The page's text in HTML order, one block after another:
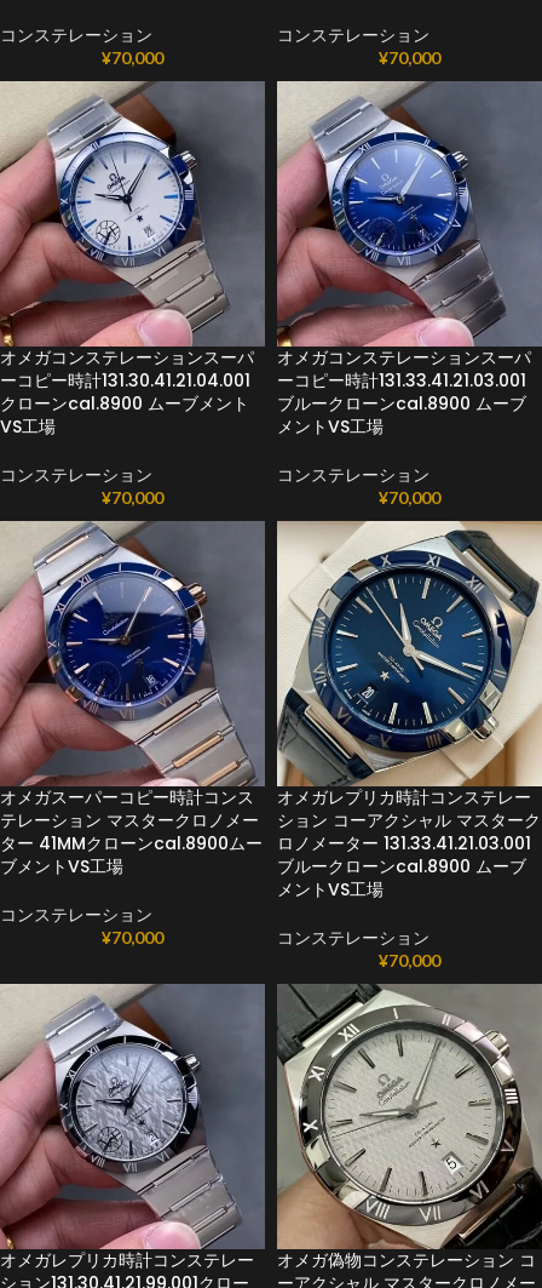
コンステレーション
¥70,000
コンステレーション
¥70,000
オメガコンステレーションスーパ
ーコピー時計131.30.41.21.04.001
クローンcal.8900 ムーブメント
VS工場
コンステレーション
¥70,000
オメガコンステレーションスーパ
ーコピー時計131.33.41.21.03.001
ブルークローンcal.8900 ムーブ
メントVS工場
コンステレーション
¥70,000
オメガスーパーコピー時計コンス
テレーション マスタークロノメー
ター 41MMクローンcal.8900ムー
ブメントVS工場
コンステレーション
¥70,000
オメガレプリカ時計コンステレー
ション コーアクシャル マスターク
ロノメーター 131.33.41.21.03.001
ブルークローンcal.8900 ムーブ
メントVS工場
コンステレーション
¥70,000
オメガレプリカ時計コンステレー
ション131.30.41.21.99.001クロー
オメガ偽物コンステレーション コ
ーアクシャル マスタークロノメー